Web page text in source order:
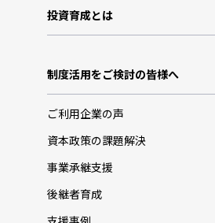
投資育成とは
制度活用をご検討の皆様へ
ご利用企業の声
資本政策の課題解決
事業承継支援
後継者育成